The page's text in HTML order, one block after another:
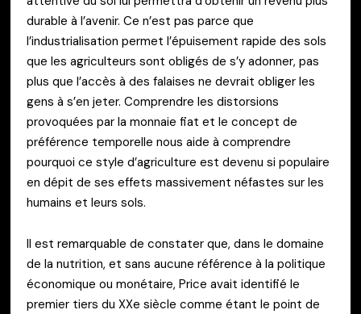
durable à l’avenir. Ce n’est pas parce que
l’industrialisation permet l’épuisement rapide des sols
que les agriculteurs sont obligés de s’y adonner, pas
plus que l’accès à des falaises ne devrait obliger les
gens à s’en jeter. Comprendre les distorsions
provoquées par la monnaie fiat et le concept de
préférence temporelle nous aide à comprendre
pourquoi ce style d’agriculture est devenu si populaire
en dépit de ses effets massivement néfastes sur les
humains et leurs sols.
Il est remarquable de constater que, dans le domaine
de la nutrition, et sans aucune référence à la politique
économique ou monétaire, Price avait identifié le
premier tiers du XXe siècle comme étant le point de